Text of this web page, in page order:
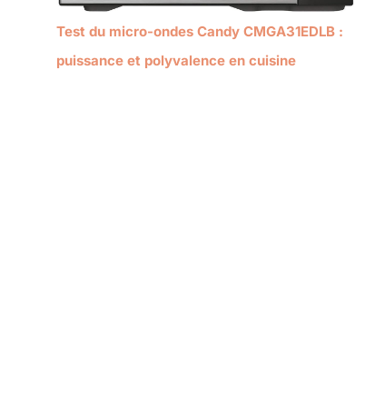
Test du micro-ondes Candy CMGA31EDLB :
puissance et polyvalence en cuisine